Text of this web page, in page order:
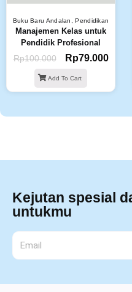
Buku Baru Andalan ,Pendidikan
Manajemen Kelas untuk
Pendidik Profesional
Rp100.000 Rp79.000
Add To Cart
Kejutan spesial
untukmu